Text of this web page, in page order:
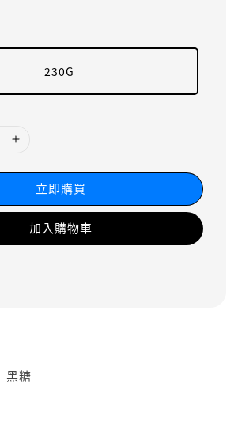
230G
立即購買
加入購物車
黑糖